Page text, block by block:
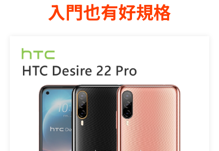
入門也有好規格